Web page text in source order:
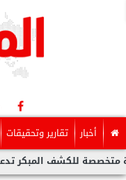
أخبار تقارير وتحقيقات
المبكر تدعم صحة المرأة